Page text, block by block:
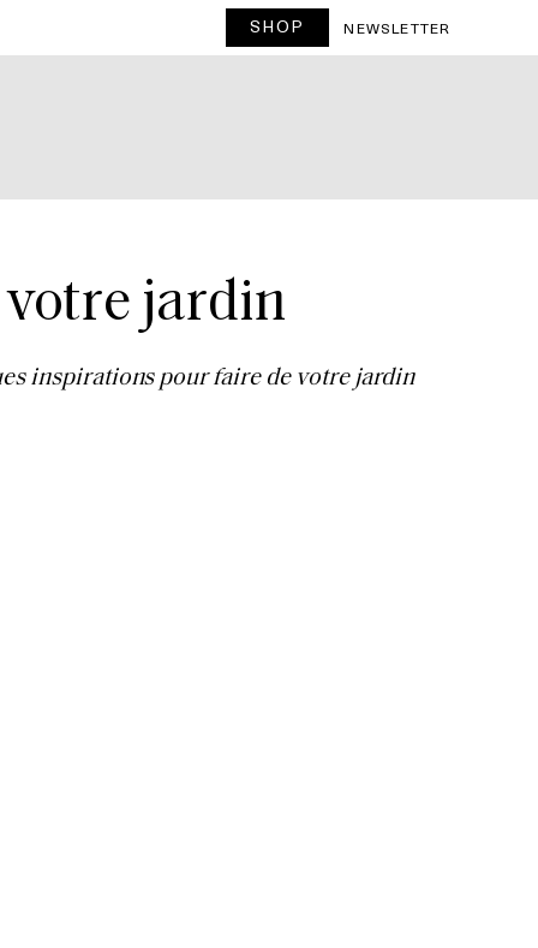
SHOP NEWSLETTER
votre jardin
inspirations pour faire de votre jardin